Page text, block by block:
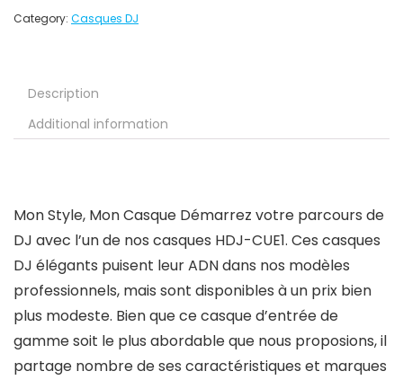
Category: Casques DJ
Description
Additional information
Mon Style, Mon Casque Démarrez votre parcours de
DJ avec l’un de nos casques HDJ-CUE1. Ces casques
DJ élégants puisent leur ADN dans nos modèles
professionnels, mais sont disponibles à un prix bien
plus modeste. Bien que ce casque d’entrée de
gamme soit le plus abordable que nous proposions, il
partage nombre de ses caractéristiques et marques